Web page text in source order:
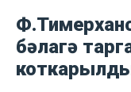
бәлагә